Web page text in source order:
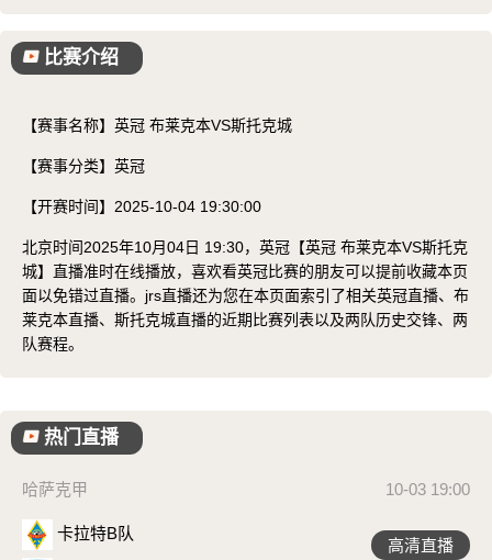
比赛介绍
【赛事名称】 英冠 布莱克本VS斯托克城
【赛事分类】 英冠
【开赛时间】 2025-10-04 19:30:00
北京时间2025年10月04日 19:30，英冠【英冠 布莱克本VS斯托克
城】直播准时在线播放，喜欢看英冠比赛的朋友可以提前收藏本页
面以免错过直播。jrs直播还为您在本页面索引了相关英冠直播、布
莱克本直播、斯托克城直播的近期比赛列表以及两队历史交锋、两
队赛程。
热门直播
哈萨克甲 10-03 19:00
卡拉特B队
高清直播